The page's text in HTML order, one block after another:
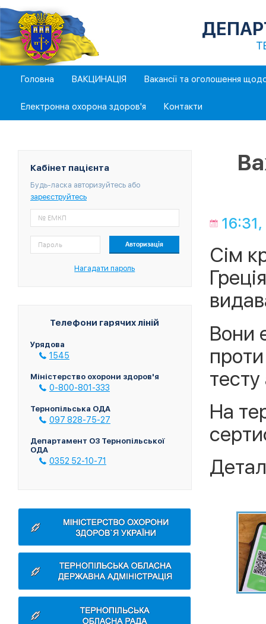
Головна ВАКЦИНАЦІЯ Вакансії та оголошення
Електронна охорона здоров'я Контакти
Кабінет пацієнта
Будь-ласка авторизуйтесь або
зареєструйтесь
Нагадати пароль
Телефони гарячих ліній
Урядова
1545
Міністерство охорони здоров'я
0-800-801-333
Тернопільська ОДА
097 828-75-27
Департамент ОЗ Тернопільської
ОДА
0352 52-10-71
Сім
Вони
На